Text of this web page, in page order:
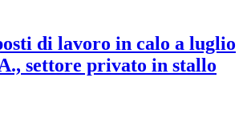
di lavoro in calo a luglio
settore privato in stallo